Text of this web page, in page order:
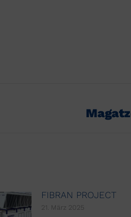
Nächster
FIBRAN PROJECT
21. März 2025